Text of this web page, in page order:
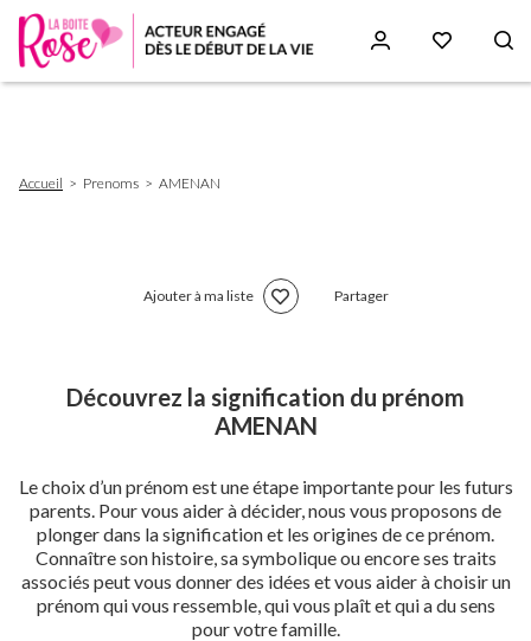
d'Ariane
Accueil Prenoms AMENAN
Ajouter à ma liste Partager
Découvrez la signification du prénom
AMENAN
Le choix d’un prénom est une étape importante pour les futurs
parents. Pour vous aider à décider, nous vous proposons de
plonger dans la signification et les origines de ce prénom.
Connaître son histoire, sa symbolique ou encore ses traits
associés peut vous donner des idées et vous aider à choisir un
prénom qui vous ressemble, qui vous plaît et qui a du sens
pour votre famille.